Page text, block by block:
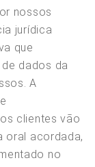
nossos
jurídica
que
dados da
A
clientes vão
oral acordada,
no